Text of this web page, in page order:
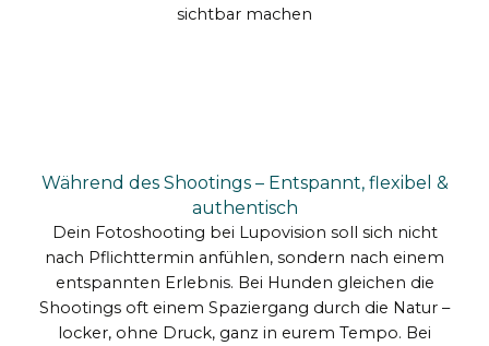
sichtbar machen
Während des Shootings – Entspannt, flexibel &
authentisch
Dein Fotoshooting bei Lupovision soll sich nicht
nach Pflichttermin anfühlen, sondern nach einem
entspannten Erlebnis. Bei Hunden gleichen die
Shootings oft einem Spaziergang durch die Natur –
locker, ohne Druck, ganz in eurem Tempo. Bei